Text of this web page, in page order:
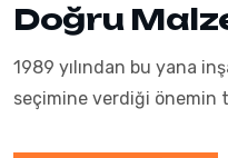
Doğru
1989 yılından bu yana
seçimine verdiği önemin